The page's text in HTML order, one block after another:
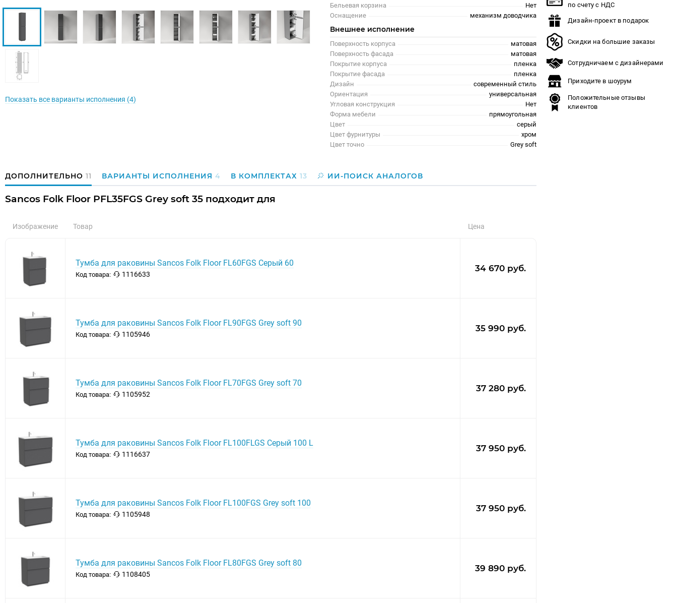
Показать все варианты исполнения (4)
Бельевая корзина
Нет
Оснащение
механизм доводчика
Внешнее исполнение
Поверхность корпуса
матовая
Поверхность фасада
матовая
Покрытие корпуса
пленка
Покрытие фасада
пленка
Дизайн
современный стиль
Ориентация
универсальная
Угловая конструкция
Нет
Форма мебели
прямоугольная
Цвет
серый
Цвет фурнитуры
хром
Цвет точно
Grey soft
ДОПОЛНИТЕЛЬНО 11 ВАРИАНТЫ ИСПОЛНЕНИЯ 4 В КОМПЛЕКТАХ 13 ИИ-ПОИСК АНАЛОГОВ
Sancos Folk Floor PFL35FGS Grey soft 35 подходит для
Изображение Товар Цена
Тумба для раковины Sancos Folk Floor FL60FGS Серый 60
Код товара: 1116633
34 670 руб.
Тумба для раковины Sancos Folk Floor FL90FGS Grey soft 90
Код товара: 1105946
35 990 руб.
Тумба для раковины Sancos Folk Floor FL70FGS Grey soft 70
Код товара: 1105952
37 280 руб.
Тумба для раковины Sancos Folk Floor FL100FLGS Серый 100 L
Код товара: 1116637
37 950 руб.
Тумба для раковины Sancos Folk Floor FL100FGS Grey soft 100
Код товара: 1105948
37 950 руб.
Тумба для раковины Sancos Folk Floor FL80FGS Grey soft 80
Код товара: 1108405
39 890 руб.
по счету с НДС
Дизайн-проект в подарок
Скидки на большие заказы
Сотрудничаем с дизайнерами
Приходите в шоурум
Положительные отзывы
клиентов